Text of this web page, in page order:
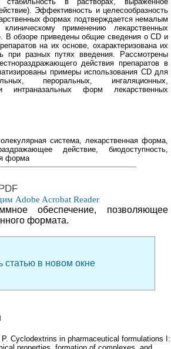
Эффективность и целесообразность
формах подтверждается немалым
применению лекарственных
В обзоре приведены общие сведения о CD и
на их основе, охарактеризована их
при разных путях введения. Рассмотрены
действия препаратов в
примеры использования CD для
пероральных, ингаляционных,
интраназальных форм лекарственных
система, лекарственная форма,
действие, биодоступность,
форма
Adobe Acrobat Reader
обеспечение, позволяющее
формата.
статью в новом окне
Cyclodextrins in pharmaceutical formulations I: